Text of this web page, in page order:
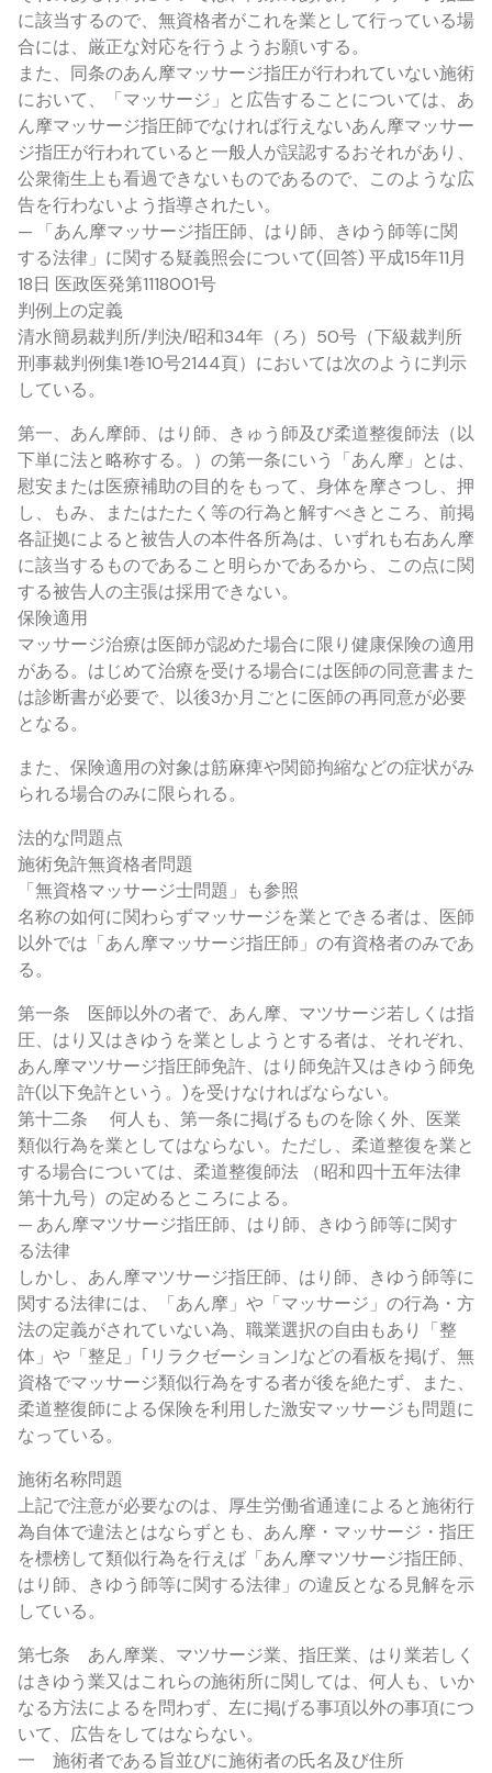
に該当するので、無資格者がこれを業として行っている場
合には、厳正な対応を行うようお願いする。
また、同条のあん摩マッサージ指圧が行われていない施術
において、「マッサージ」と広告することについては、あ
ん摩マッサージ指圧師でなければ行えないあん摩マッサー
ジ指圧が行われていると一般人が誤認するおそれがあり、
公衆衛生上も看過できないものであるので、このような広
告を行わないよう指導されたい。
— 「あん摩マッサージ指圧師、はり師、きゆう師等に関
する法律」に関する疑義照会について(回答) 平成15年11月
18日 医政医発第1118001号
判例上の定義
清水簡易裁判所/判決/昭和34年（ろ）50号（下級裁判所
刑事裁判例集1巻10号2144頁）においては次のように判示
している。
第一、あん摩師、はり師、きゅう師及び柔道整復師法（以
下単に法と略称する。）の第一条にいう「あん摩」とは、
慰安または医療補助の目的をもって、身体を摩さつし、押
し、もみ、またはたたく等の行為と解すべきところ、前掲
各証拠によると被告人の本件各所為は、いずれも右あん摩
に該当するものであること明らかであるから、この点に関
する被告人の主張は採用できない。
保険適用
マッサージ治療は医師が認めた場合に限り健康保険の適用
がある。はじめて治療を受ける場合には医師の同意書また
は診断書が必要で、以後3か月ごとに医師の再同意が必要
となる。
また、保険適用の対象は筋麻痺や関節拘縮などの症状がみ
られる場合のみに限られる。
法的な問題点
施術免許無資格者問題
「無資格マッサージ士問題」も参照
名称の如何に関わらずマッサージを業とできる者は、医師
以外では「あん摩マッサージ指圧師」の有資格者のみであ
る。
第一条 医師以外の者で、あん摩、マツサージ若しくは指
圧、はり又はきゆうを業としようとする者は、それぞれ、
あん摩マツサージ指圧師免許、はり師免許又はきゆう師免
許(以下免許という。)を受けなければならない。
第十二条 何人も、第一条に掲げるものを除く外、医業
類似行為を業としてはならない。ただし、柔道整復を業と
する場合については、柔道整復師法 （昭和四十五年法律
第十九号）の定めるところによる。
— あん摩マツサージ指圧師、はり師、きゆう師等に関す
る法律
しかし、あん摩マツサージ指圧師、はり師、きゆう師等に
関する法律には、「あん摩」や「マッサージ」の行為・方
法の定義がされていない為、職業選択の自由もあり「整
体」や「整足」｢リラクゼーション｣などの看板を掲げ、無
資格でマッサージ類似行為をする者が後を絶たず、また、
柔道整復師による保険を利用した激安マッサージも問題に
なっている。
施術名称問題
上記で注意が必要なのは、厚生労働省通達によると施術行
為自体で違法とはならずとも、あん摩・マッサージ・指圧
を標榜して類似行為を行えば「あん摩マツサージ指圧師、
はり師、きゆう師等に関する法律」の違反となる見解を示
している。
第七条 あん摩業、マツサージ業、指圧業、はり業若しく
はきゆう業又はこれらの施術所に関しては、何人も、いか
なる方法によるを問わず、左に掲げる事項以外の事項につ
いて、広告をしてはならない。
一 施術者である旨並びに施術者の氏名及び住所